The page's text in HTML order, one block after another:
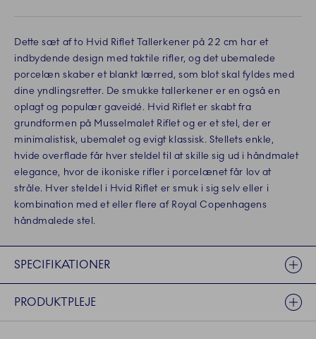
Dette sæt af to Hvid Riflet Tallerkener på 22 cm har et
indbydende design med taktile rifler, og det ubemalede
porcelæn skaber et blankt lærred, som blot skal fyldes med
dine yndlingsretter. De smukke tallerkener er en også en
oplagt og populær gaveidé. Hvid Riflet er skabt fra
grundformen på Musselmalet Riflet og er et stel, der er
minimalistisk, ubemalet og evigt klassisk. Stellets enkle,
hvide overflade får hver steldel til at skille sig ud i håndmalet
elegance, hvor de ikoniske rifler i porcelænet får lov at
stråle. Hver steldel i Hvid Riflet er smuk i sig selv eller i
kombination med et eller flere af Royal Copenhagens
håndmalede stel.
SPECIFIKATIONER
PRODUKTPLEJE